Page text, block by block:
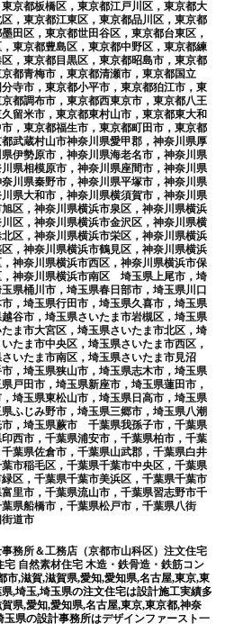
京都板橋区，東京都江戸川区，東京都大
，東京都江東区，東京都品川区，東京都
田区，東京都世田谷区，東京都台東区，
東京都豊島区，東京都中野区，東京都練
，東京都目黒区，東京都昭島市，東京都
都青梅市，東京都清瀬市，東京都国立
寺市，東京都小平市，東京都狛江市，東
都調布市，東京都西東京市，東京都八王
留米市，東京都東村山市，東京都東大和
，東京都福生市，東京都町田市，東京都
武蔵村山市神奈川県愛甲郡，神奈川県厚
伊勢原市，神奈川県海老名市，神奈川県
県相模原市，神奈川県座間市，神奈川県
川県秦野市，神奈川県平塚市，神奈川県
県大和市，神奈川県横須賀市，神奈川県
区，神奈川県横浜市泉区，神奈川県横浜
区，神奈川県横浜市金沢区，神奈川県横
区，神奈川県横浜市栄区，神奈川県横浜
，神奈川県横浜市鶴見区，神奈川県横浜
神奈川県横浜市西区，神奈川県横浜市保
，神奈川県横浜市南区 埼玉県上尾市，埼
県桶川市，埼玉県春日部市，埼玉県川口
，埼玉県行田市，埼玉県久喜市，埼玉県
谷市，埼玉県さいたま市岩槻区，埼玉県
ま市大宮区，埼玉県さいたま市北区，埼
たま市中央区，埼玉県さいたま市西区，
いたま市南区，埼玉県さいたま市見沼
，埼玉県狭山市，埼玉県志木市，埼玉県
戸田市，埼玉県新座市，埼玉県蓮田市，
埼玉県東松山市，埼玉県日高市，埼玉県
ふじみ野市，埼玉県三郷市，埼玉県八潮
市，埼玉県蕨市 千葉県我孫子市，千葉県
西市，千葉県浦安市，千葉県柏市，千葉
葉県佐倉市，千葉県山武郡，千葉県白井
市稲毛区，千葉県千葉市中央区，千葉県
区，千葉県千葉市美浜区，千葉県千葉市
里市，千葉県流山市，千葉県習志野市千
県船橋市，千葉県松戸市，千葉県八街
道市
務所＆工務店（京都市山科区）注文住宅
自然素材住宅 木造・鉄骨造・鉄筋コン
市,滋賀,滋賀県,愛知,愛知県,名古屋,東京,東
,埼玉,埼玉県の注文住宅は設計施工実績多
県,愛知,愛知県,名古屋,東京,東京都,神奈
玉県の設計事務所はデザインファースト一